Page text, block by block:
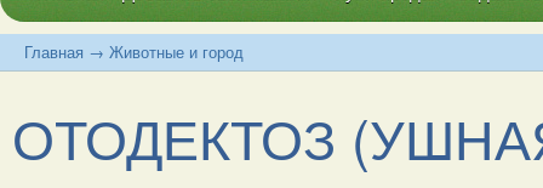
Главная → Животные и город
ОТОДЕКТОЗ